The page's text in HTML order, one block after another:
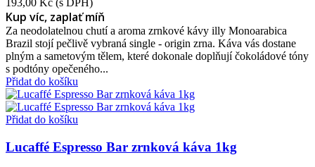
193,00 Kč (s DPH)
Kup víc, zaplať míň
Za neodolatelnou chutí a aroma zrnkové kávy illy Monoarabica
Brazil stojí pečlivě vybraná single - origin zrna. Káva vás dostane
plným a sametovým tělem, které dokonale doplňují čokoládové tóny
s podtóny opečeného...
Přidat do košíku
Přidat do košíku
Lucaffé Espresso Bar zrnková káva 1kg